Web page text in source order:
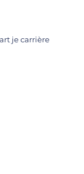
je carrière